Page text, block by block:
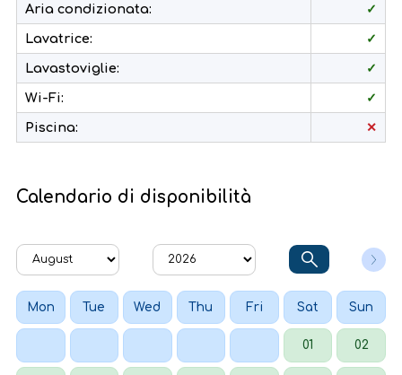
Aria condizionata: ✓
Lavatrice: ✓
Lavastoviglie: ✓
Wi-Fi: ✓
Piscina: ✕
Calendario di disponibilità
Mon Tue Wed Thu Fri Sat Sun
01 02